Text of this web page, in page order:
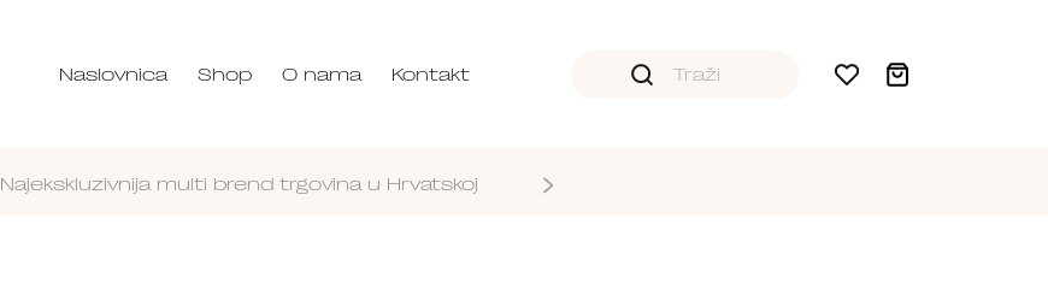
Naslovnica Shop O nama Kontakt
Najekskluzivnija multi brend trgovina u Hrvatskoj